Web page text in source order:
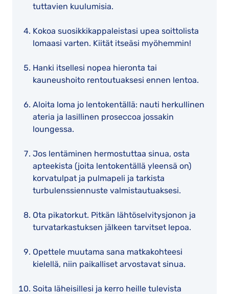
tuttavien kuulumisia.
Kokoa suosikkikappaleistasi upea soittolista
lomaasi varten. Kiität itseäsi myöhemmin!
Hanki itsellesi nopea hieronta tai
kauneushoito rentoutuaksesi ennen lentoa.
Aloita loma jo lentokentällä: nauti herkullinen
ateria ja lasillinen proseccoa jossakin
loungessa.
Jos lentäminen hermostuttaa sinua, osta
apteekista (joita lentokentällä yleensä on)
korvatulpat ja pulmapeli ja tarkista
turbulenssiennuste valmistautuaksesi.
Ota pikatorkut. Pitkän lähtöselvitysjonon ja
turvatarkastuksen jälkeen tarvitset lepoa.
Opettele muutama sana matkakohteesi
kielellä, niin paikalliset arvostavat sinua.
Soita läheisillesi ja kerro heille tulevista